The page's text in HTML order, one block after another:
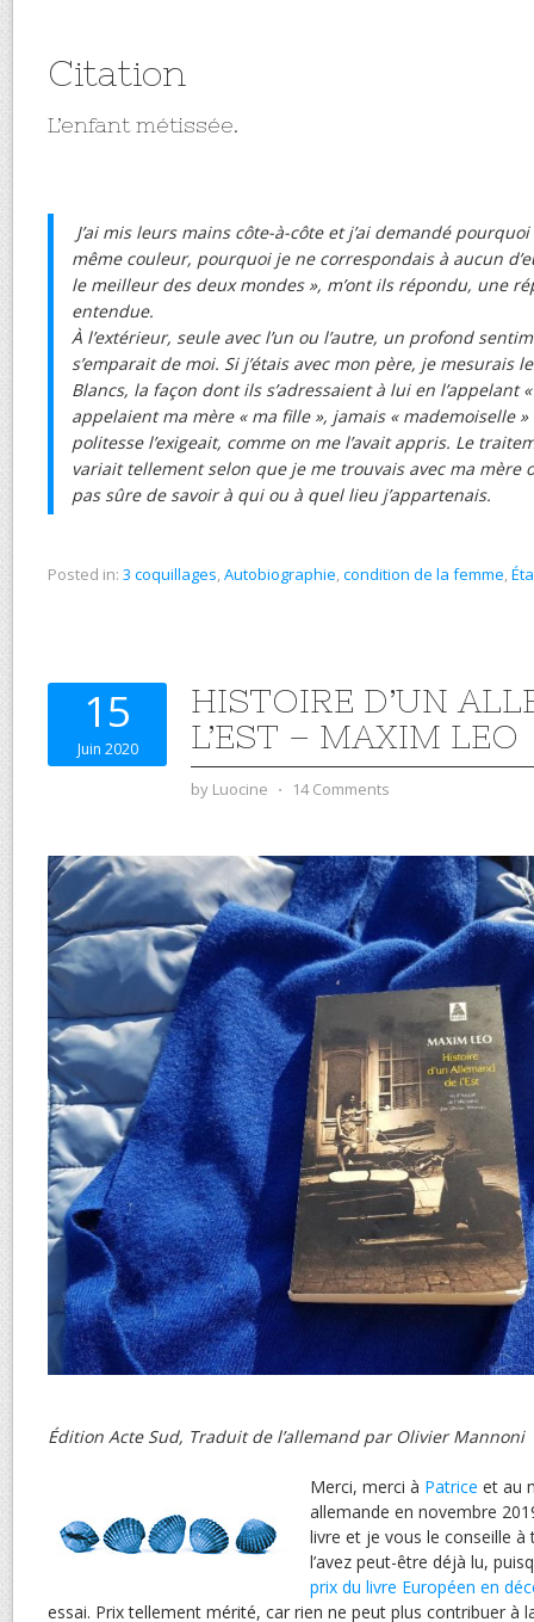
Citation
L’enfant métissée.
J’ai mis leurs mains côte-à-côte et j’ai demandé
même couleur, pourquoi je ne correspondais à aucun
le meilleur des deux mondes », m’ont ils répondu, une
entendue.
À l’extérieur, seule avec l’un ou l’autre, un profond
s’emparait de moi. Si j’étais avec mon père, je mesurais
Blancs, la façon dont ils s’adressaient à lui en l’appelant
appelaient ma mère « ma fille », jamais « mademoiselle
politesse l’exigeait, comme on me l’avait appris. Le
variait tellement selon que je me trouvais avec ma mère
pas sûre de savoir à qui ou à quel lieu j’appartenais.
Posted in: 3 coquillages Autobiographie condition de la femme
15
Juin 2020
HISTOIRE D’UN
L’EST – MAXIM LEO
by Luocine ⋅ 14 Comments
Édition Acte Sud, Traduit de l’allemand par Olivier Mannoni
Merci, merci à Patrice et au
allemande en novembre
livre et je vous le conseille
l’avez peut-être déjà lu,
prix du livre Européen en
essai. Prix tellement mérité, car rien ne peut plus contribuer à